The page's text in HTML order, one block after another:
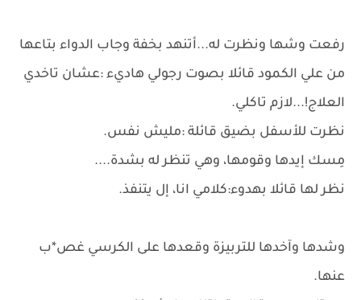
رفعت وشها ونظرت له...أتنهد بخفة وجاب الدواء بتاعها
من علي الكمود قائلا بصوت رجولي هاديء :عشان تاخدي
العلاج!...لازم تاكلي.
نظرت للأسفل بضيق قائلة :مليش نفس.
مِسك إيدها وقومها، وهي تنظر له بشدة....
نظر لها قائلا بهدوء:كلامي انا، إل يتنفذ.
وشدها وآخدها للتربيزة وقعدها على الكرسي غص*ب
عنها.